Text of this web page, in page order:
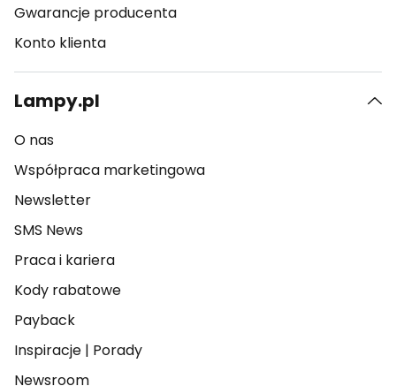
Gwarancje producenta
Konto klienta
Lampy.pl
O nas
Współpraca marketingowa
Newsletter
SMS News
Praca i kariera
Kody rabatowe
Payback
Inspiracje | Porady
Newsroom